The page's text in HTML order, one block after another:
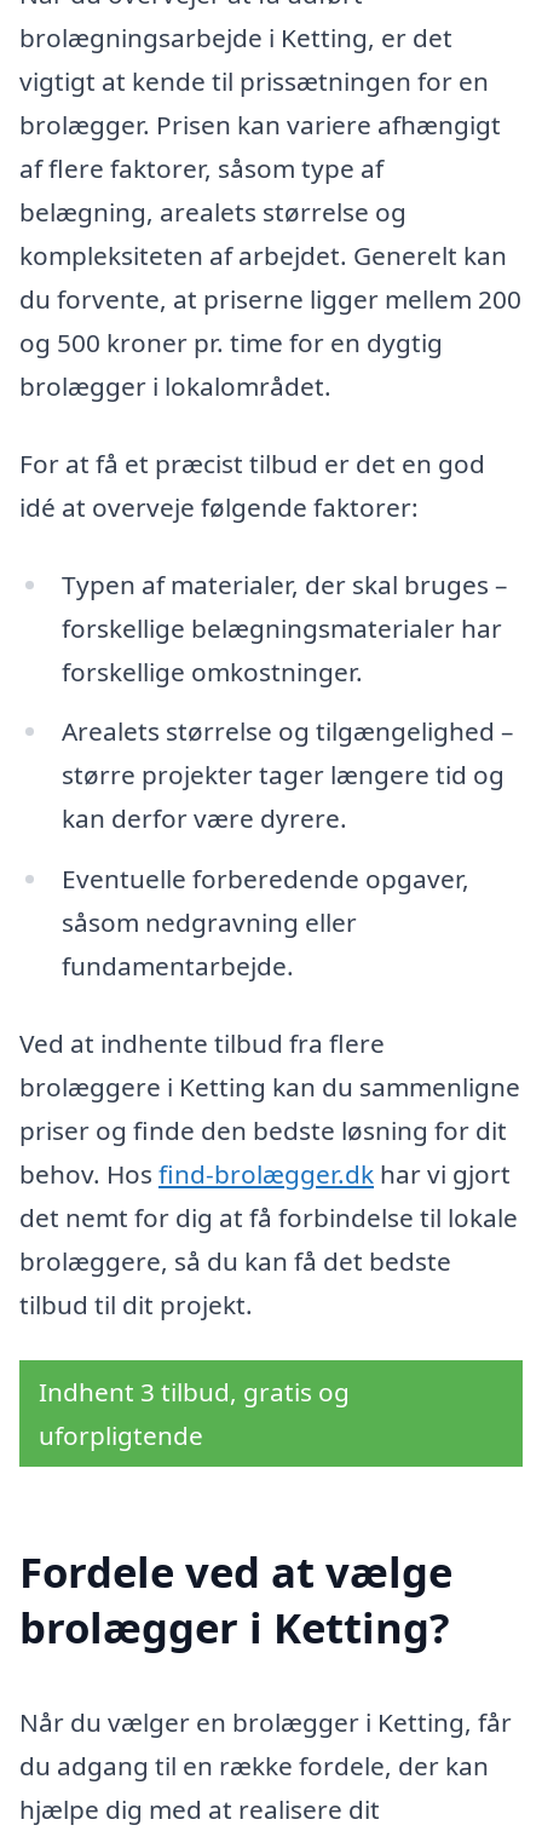
brolægningsarbejde i Ketting, er det
vigtigt at kende til prissætningen for en
brolægger. Prisen kan variere afhængigt
af flere faktorer, såsom type af
belægning, arealets størrelse og
kompleksiteten af arbejdet. Generelt kan
du forvente, at priserne ligger mellem 200
og 500 kroner pr. time for en dygtig
brolægger i lokalområdet.
For at få et præcist tilbud er det en god
idé at overveje følgende faktorer:
Typen af materialer, der skal bruges –
forskellige belægningsmaterialer har
forskellige omkostninger.
Arealets størrelse og tilgængelighed –
større projekter tager længere tid og
kan derfor være dyrere.
Eventuelle forberedende opgaver,
såsom nedgravning eller
fundamentarbejde.
Ved at indhente tilbud fra flere
brolæggere i Ketting kan du sammenligne
priser og finde den bedste løsning for dit
behov. Hos find-brolægger.dk har vi gjort
det nemt for dig at få forbindelse til lokale
brolæggere, så du kan få det bedste
tilbud til dit projekt.
Indhent 3 tilbud, gratis og
uforpligtende
Fordele ved at vælge
brolægger i Ketting?
Når du vælger en brolægger i Ketting, får
du adgang til en række fordele, der kan
hjælpe dig med at realisere dit